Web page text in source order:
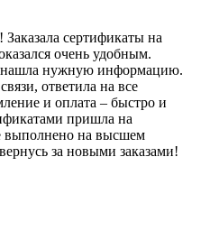
сертификаты на
очень удобным.
нашла нужную информацию.
ответила на все
и оплата – быстро и
пришла на
выполнено на высшем
за новыми заказами!